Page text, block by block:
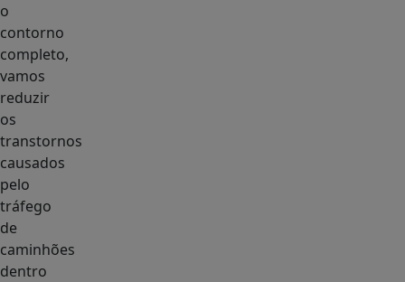
o
contorno
completo,
vamos
reduzir
os
transtornos
causados
pelo
tráfego
de
caminhões
dentro